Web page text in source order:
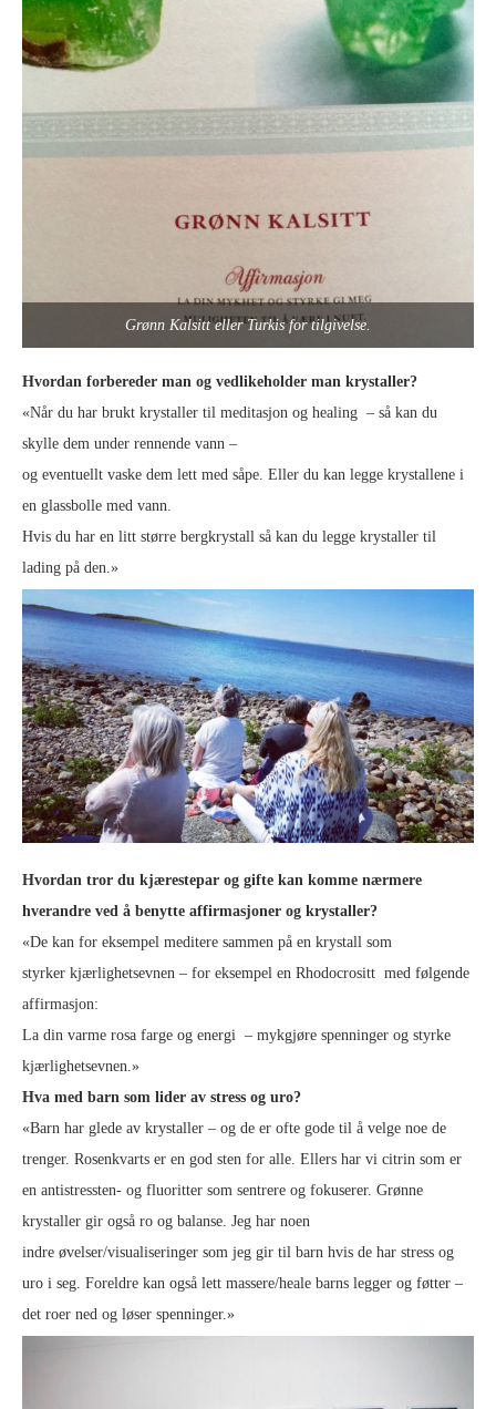
Grønn Kalsitt eller Turkis for tilgivelse.
Hvordan forbereder man og vedlikeholder man krystaller?
«Når du har brukt krystaller til meditasjon og healing – så kan du
skylle dem under rennende vann –
og eventuellt vaske dem lett med såpe. Eller du kan legge krystallene i
en glassbolle med vann.
Hvis du har en litt større bergkrystall så kan du legge krystaller til
lading på den.»
Hvordan tror du kjærestepar og gifte kan komme nærmere
hverandre ved å benytte affirmasjoner og krystaller?
«De kan for eksempel meditere sammen på en krystall som
styrker kjærlighetsevnen – for eksempel en Rhodocrositt med følgende
affirmasjon:
La din varme rosa farge og energi – mykgjøre spenninger og styrke
kjærlighetsevnen.»
Hva med barn som lider av stress og uro?
«Barn har glede av krystaller – og de er ofte gode til å velge noe de
trenger. Rosenkvarts er en god sten for alle. Ellers har vi citrin som er
en antistressten- og fluoritter som sentrere og fokuserer. Grønne
krystaller gir også ro og balanse. Jeg har noen
indre øvelser/visualiseringer som jeg gir til barn hvis de har stress og
uro i seg. Foreldre kan også lett massere/heale barns legger og føtter –
det roer ned og løser spenninger.»